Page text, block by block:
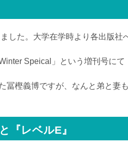
した。大学在学時より各出版
Speical」という増刊号に
冨樫義博ですが、なんと弟と
『レベルE』